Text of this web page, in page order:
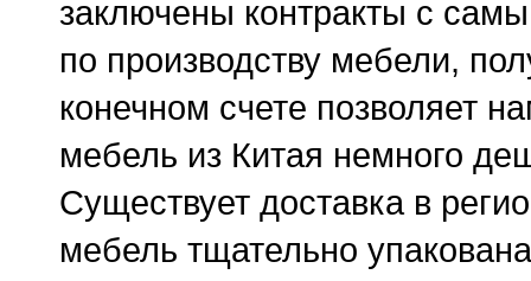
заключены контракты с
по производству мебели,
конечном счете позволяет
мебель из Китая немного
Существует доставка в
мебель тщательно